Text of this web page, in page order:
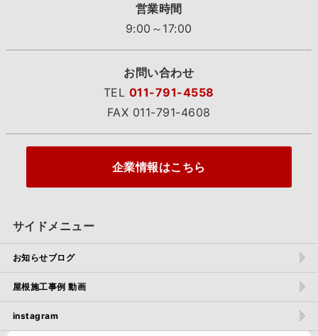
営業時間
9:00～17:00
お問い合わせ
TEL 011-791-4558
FAX 011-791-4608
企業情報はこちら
サイドメニュー
お知らせブログ
屋根施工事例 動画
instagram